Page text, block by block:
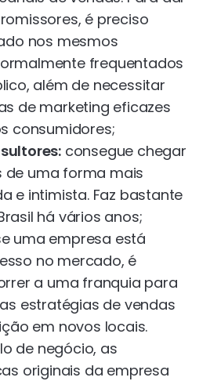
é preciso
nos mesmos
frequentados
além de necessitar
de marketing eficazes
consumidores;
consegue chegar
de uma forma mais
e intimista. Faz bastante
há vários anos;
uma empresa está
no mercado, é
a uma franquia para
estratégias de vendas
em novos locais.
de negócio, as
originais da empresa